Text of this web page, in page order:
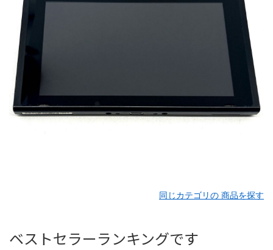
同じカテゴリの 商品を探す
ベストセラーランキングです